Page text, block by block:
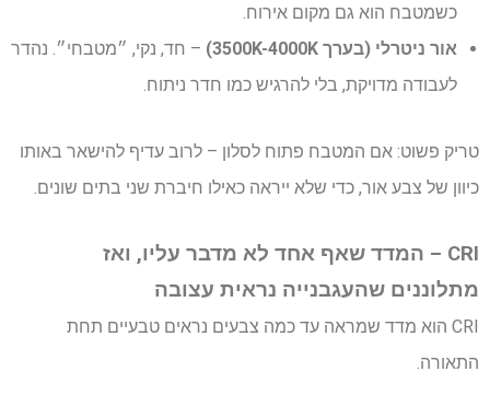
כשמטבח הוא גם מקום אירוח.
אור ניטרלי (בערך 3500K-4000K)
– חד, נקי, ״מטבחי״. נהדר
לעבודה מדויקת, בלי להרגיש כמו חדר ניתוח.
טריק פשוט: אם המטבח פתוח לסלון – לרוב עדיף להישאר באותו
כיוון של צבע אור, כדי שלא ייראה כאילו חיברת שני בתים שונים.
CRI – המדד שאף אחד לא מדבר עליו, ואז
מתלוננים שהעגבנייה נראית עצובה
CRI הוא מדד שמראה עד כמה צבעים נראים טבעיים תחת
התאורה.